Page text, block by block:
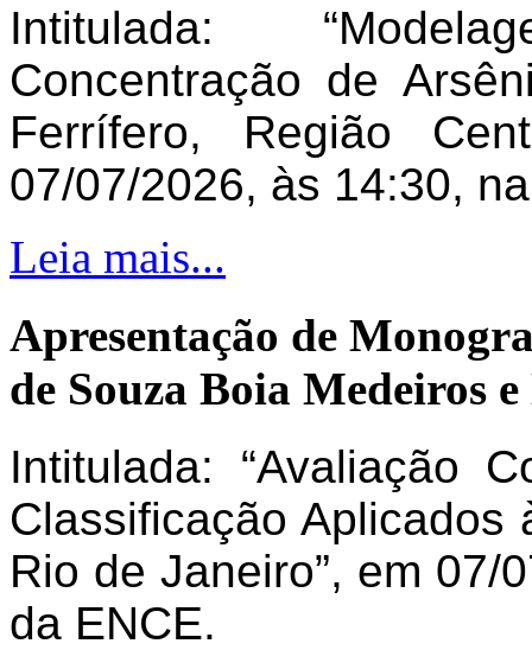
Intitulada:
Concentração de
Ferrífero, Região
07/07/2026, às 14:30,
Leia mais...
Apresentação de
de Souza Boia Medeiros
Intitulada: “Avaliação
Classificação Aplicados
Rio de Janeiro”, em
da ENCE.